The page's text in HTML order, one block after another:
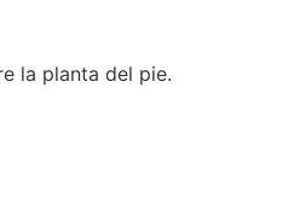
la planta del pie.